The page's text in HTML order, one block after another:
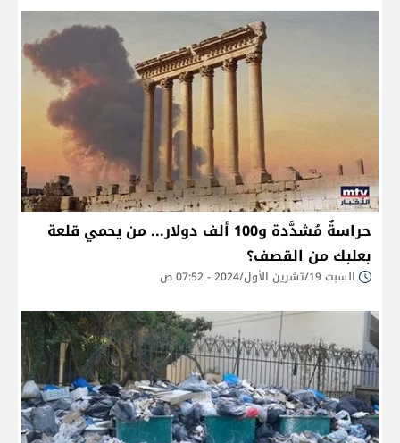
حراسةٌ مُشدَّدة و100 ألف دولار... من يحمي قلعة
بعلبك من القصف؟
السبت 19/تشرين الأول/2024 - 07:52 ص